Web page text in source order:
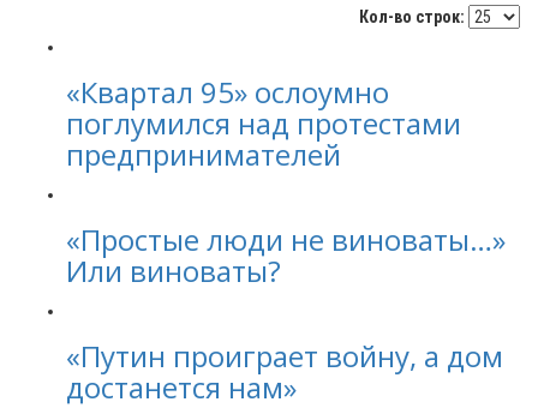
Кол-во строк:
«Квартал 95» ослоумно
поглумился над протестами
предпринимателей
«Простые люди не виноваты…»
Или виноваты?
«Путин проиграет войну, а дом
достанется нам»